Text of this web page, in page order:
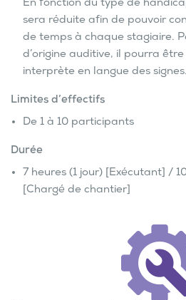
En fonction du type de
sera réduite afin de pouvoir
de temps à chaque stagiaire.
d’origine auditive, il pourra
interprète en langue des signes.
Limites d’effectifs
De 1 à 10 participants
Durée
7 heures (1 jour) [Exécutant] /
[Chargé de chantier]